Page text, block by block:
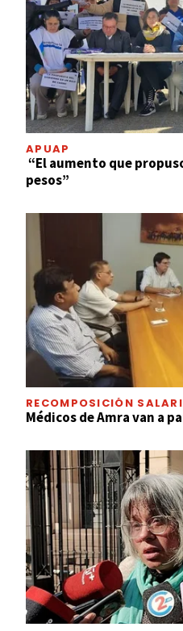
APUAP
“El aumento que
pesos”
RECOMPOSICIÓN
Médicos de Amra van a